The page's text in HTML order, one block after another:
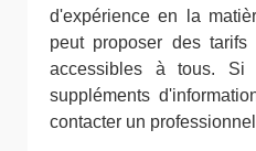
d'expérience en la
peut proposer des
accessibles à tous.
suppléments
contacter un